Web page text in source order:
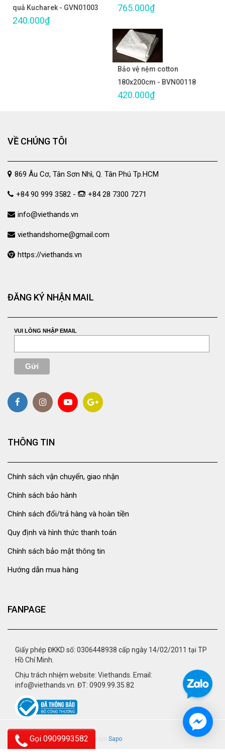
quả Kucharek - GVN01003
240.000₫
765.000₫
Bảo vệ nệm cotton
180x200cm - BVN00118
420.000₫
VỀ CHÚNG TÔI
869 Âu Cơ, Tân Sơn Nhì, Q. Tân Phú Tp.HCM
+84 90 999 3582 - +84 28 7300 7271
info@viethands.vn
viethandshome@gmail.com
https://viethands.vn
ĐĂNG KÝ NHẬN MAIL
VUI LÒNG NHẬP EMAIL
THÔNG TIN
Chính sách vận chuyển, giao nhận
Chính sách bảo hành
Chính sách đổi/trả hàng và hoàn tiền
Quy định và hình thức thanh toán
Chính sách bảo mật thông tin
Hướng dẫn mua hàng
FANPAGE
Giấy phép ĐKKD số: 0306448938 cấp ngày 14/02/2011 tại TP
Hồ Chí Minh.
Chịu trách nhiệm website: Viethands. Email:
info@viethands.vn. ĐT: 0909.99.35.82
© 2015 - viethands.vn.Cung cấp bởi Sapo
Gọi 0909993582